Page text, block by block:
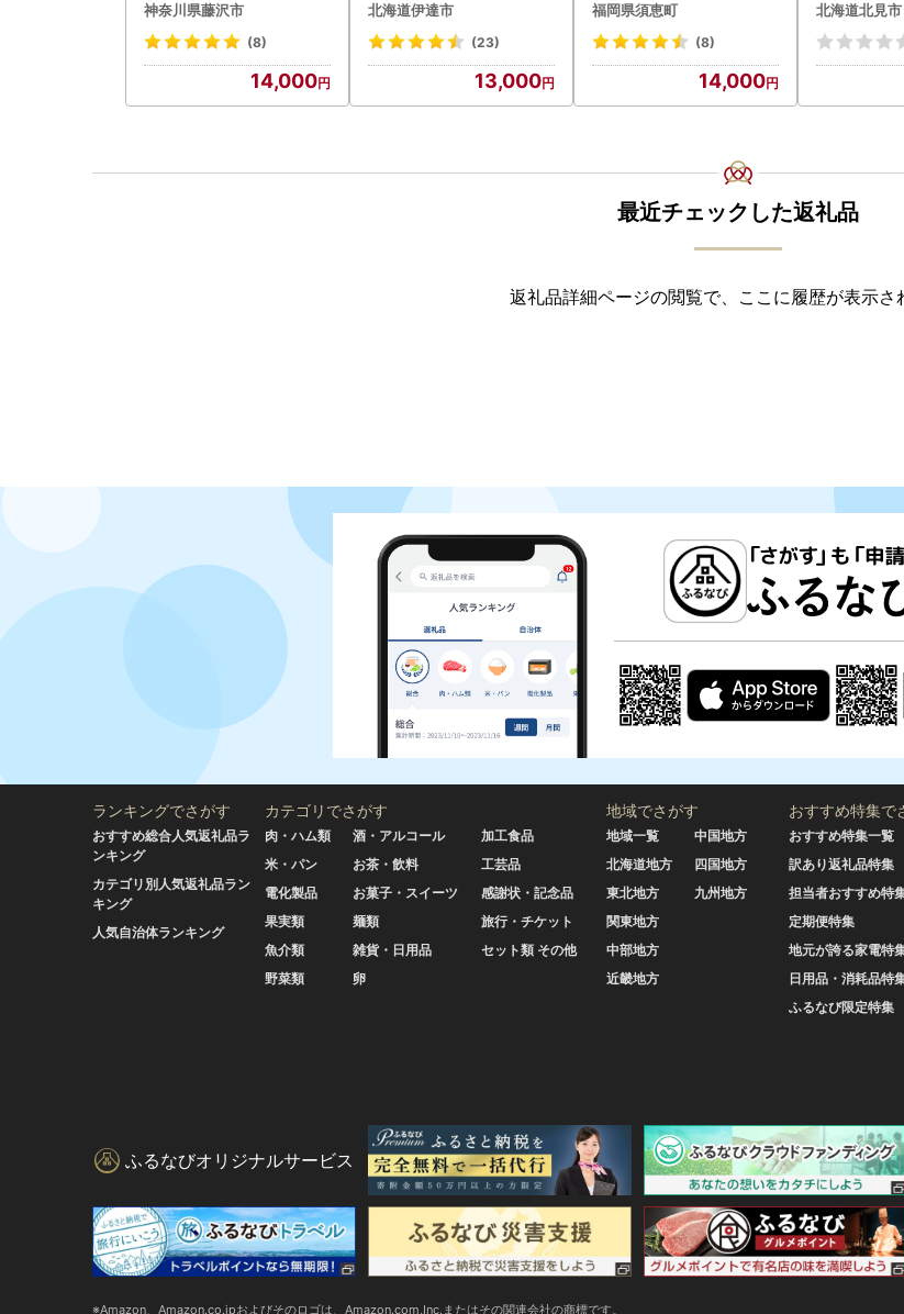
神奈川県藤沢市
(8)
14,000
北海道伊達市
(23)
13,000
福岡県須恵町
(8)
14,000
くら 醤油漬
道産 ふるさ
北海道北見市
最近チェックした返礼品
返礼品詳細ページの閲覧で、ここに履歴が表示さ
ランキングでさがす
おすすめ総合人気返礼品ラ
ンキング
カテゴリ別人気返礼品ラン
キング
人気自治体ランキング
カテゴリでさがす
肉・ハム類
米・パン
電化製品
果実類
魚介類
野菜類
酒・アルコール
お茶・飲料
お菓子・スイーツ
麺類
雑貨・日用品
卵
加工食品
工芸品
感謝状・記念品
旅行・チケット
セット類 その他
地域でさがす
地域一覧
北海道地方
東北地方
関東地方
中部地方
近畿地方
中国地方
四国地方
九州地方
おすすめ特集で
おすすめ特集一覧
訳あり返礼品特集
担当者おすすめ特
定期便特集
地元が誇る家電特
日用品・消耗品特
ふるなび限定特集
ふるなびオリジナルサービス
Amazon、Amazon.co.jpおよびそのロゴは、Amazon.com,Inc.またはその関連会社の商標です。